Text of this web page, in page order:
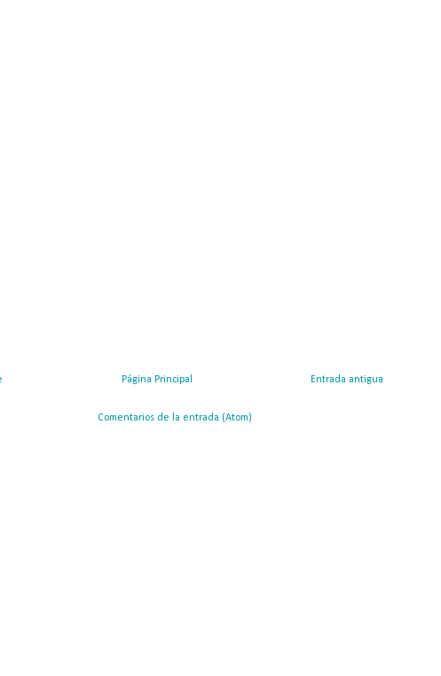
Entrada antigua
Página Principal
Comentarios de la entrada (Atom)